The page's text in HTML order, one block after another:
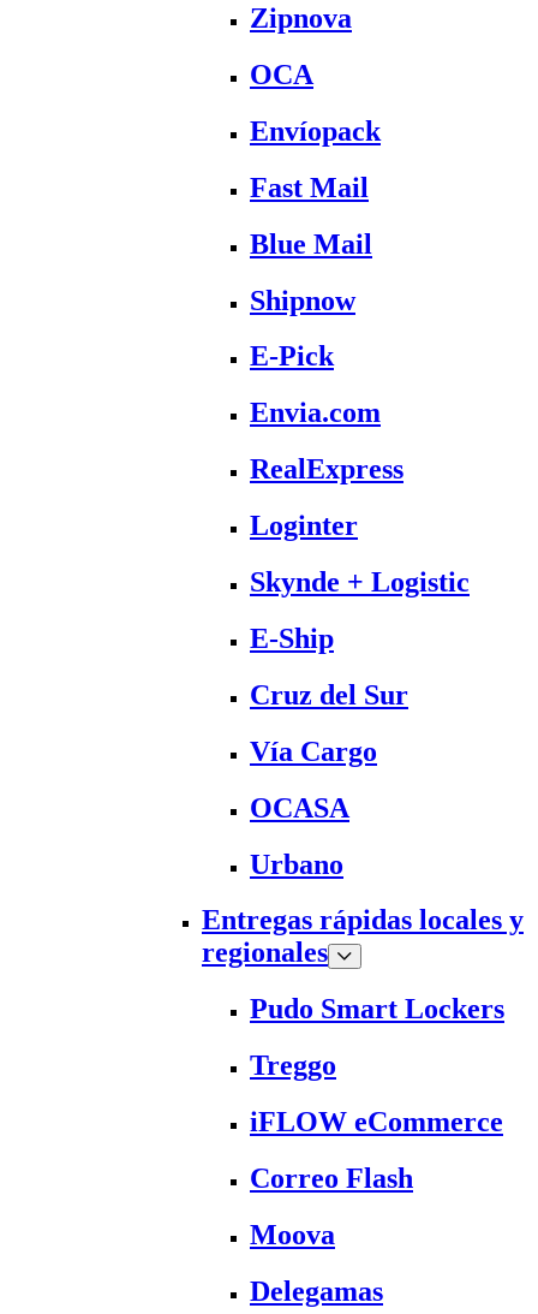
Zipnova
OCA
Envíopack
Fast Mail
Blue Mail
Shipnow
E-Pick
Envia.com
RealExpress
Loginter
Skynde + Logistic
E-Ship
Cruz del Sur
Vía Cargo
OCASA
Urbano
Entregas rápidas locales y
regionales
Pudo Smart Lockers
Treggo
iFLOW eCommerce
Correo Flash
Moova
Delegamas